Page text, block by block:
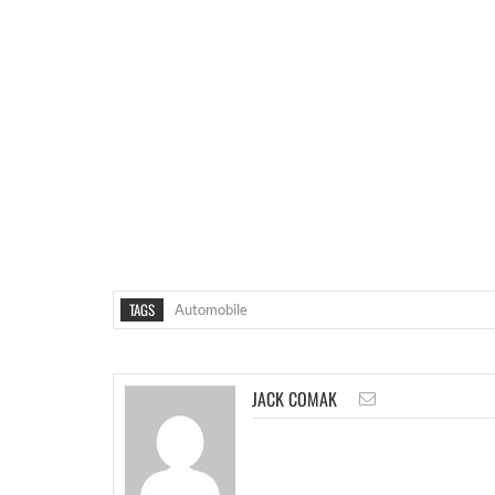
TAGS Automobile
JACK COMAK